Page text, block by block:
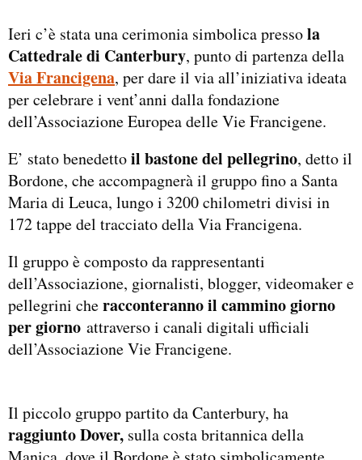
Ieri c’è stata una cerimonia simbolica pressola
Cattedrale di Canterbury, punto di partenza della
Via Francigena, per dare il via all’iniziativa ideata
per celebrare i vent’anni dalla fondazione
dell’Associazione Europea delle Vie Francigene.
E’ stato benedettoil bastone del pellegrino, detto il
Bordone, che accompagnerà il gruppo fino a Santa
Maria di Leuca, lungo i 3200 chilometri divisi in
172 tappe del tracciato della Via Francigena.
Il gruppo è composto da rappresentanti
dell’Associazione, giornalisti, blogger, videomaker e
pellegrini cheracconteranno il cammino giorno
per giorno attraverso i canali digitali ufficiali
dell’Associazione Vie Francigene.
Il piccolo gruppo partito da Canterbury, ha
raggiunto Dover, sulla costa britannica della